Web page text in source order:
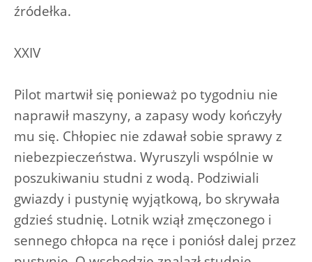
źródełka.
XXIV
Pilot martwił się ponieważ po tygodniu nie
naprawił maszyny, a zapasy wody kończyły
mu się. Chłopiec nie zdawał sobie sprawy z
niebezpieczeństwa. Wyruszyli wspólnie w
poszukiwaniu studni z wodą. Podziwiali
gwiazdy i pustynię wyjątkową, bo skrywała
gdzieś studnię. Lotnik wziął zmęczonego i
sennego chłopca na ręce i poniósł dalej przez